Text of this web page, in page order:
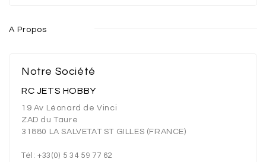
MINIATURES
AIRCRAFT
PLANEUR
MOTOPLANEUR
A Propos
Notre Société
RC JETS HOBBY
19 Av Léonard de Vinci
ZAD du Taure
31880 LA SALVETAT ST GILLES (FRANCE)
Tél: +33(0) 5 34 59 77 62